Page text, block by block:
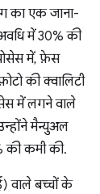
का एक जाना-
में 30% की
में, फ़ेस
की क्वालिटी
में लगने वाले
मैन्युअल
की कमी की.
वाले बच्चों के